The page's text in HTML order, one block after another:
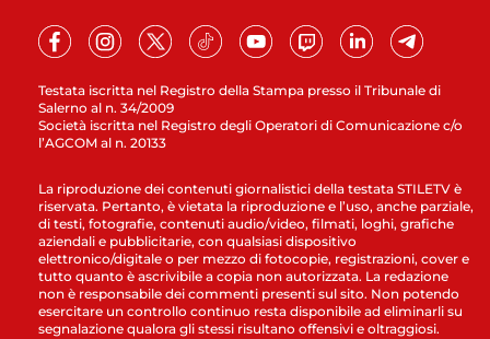
Testata iscritta nel Registro della Stampa presso il Tribunale di
Salerno al n. 34/2009
Società iscritta nel Registro degli Operatori di Comunicazione c/o
l’AGCOM al n. 20133
La riproduzione dei contenuti giornalistici della testata STILETV è
riservata. Pertanto, è vietata la riproduzione e l’uso, anche parziale,
di testi, fotografie, contenuti audio/video, filmati, loghi, grafiche
aziendali e pubblicitarie, con qualsiasi dispositivo
elettronico/digitale o per mezzo di fotocopie, registrazioni, cover e
tutto quanto è ascrivibile a copia non autorizzata. La redazione
non è responsabile dei commenti presenti sul sito. Non potendo
esercitare un controllo continuo resta disponibile ad eliminarli su
segnalazione qualora gli stessi risultano offensivi e oltraggiosi.